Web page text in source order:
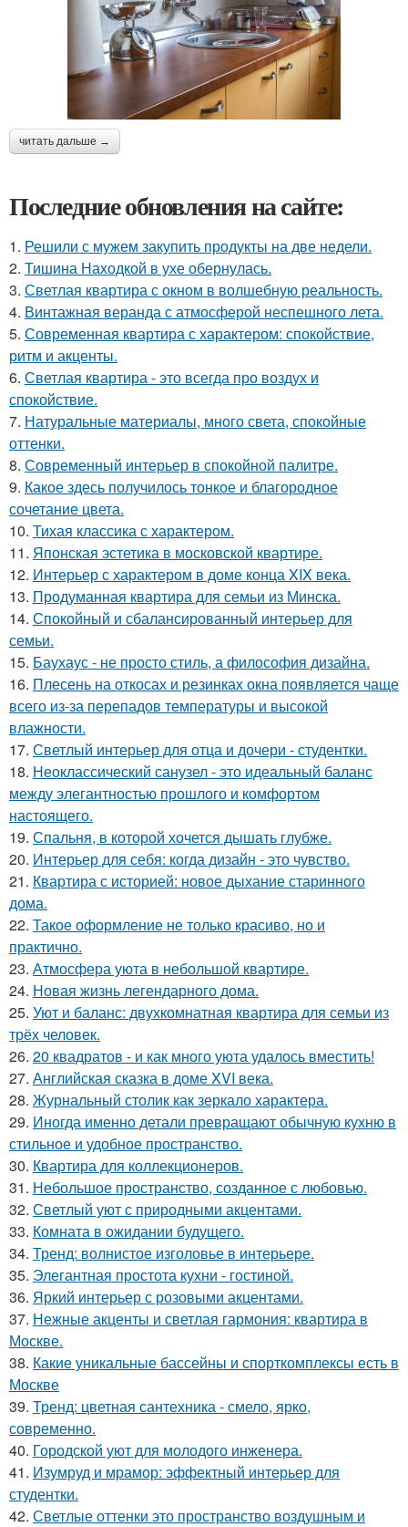
читать дальше →
Последние обновления на сайте:
1. Решили с мужем закупить продукты на две недели.
2. Тишина Находкой в ухе обернулась.
3. Светлая квартира с окном в волшебную реальность.
4. Винтажная веранда с атмосферой неспешного лета.
5. Современная квартира с характером: спокойствие,
ритм и акценты.
6. Светлая квартира - это всегда про воздух и
спокойствие.
7. Натуральные материалы, много света, спокойные
оттенки.
8. Современный интерьер в спокойной палитре.
9. Какое здесь получилось тонкое и благородное
сочетание цвета.
10. Тихая классика с характером.
11. Японская эстетика в московской квартире.
12. Интерьер с характером в доме конца XIX века.
13. Продуманная квартира для семьи из Минска.
14. Спокойный и сбалансированный интерьер для
семьи.
15. Баухаус - не просто стиль, а философия дизайна.
16. Плесень на откосах и резинках окна появляется чаще
всего из-за перепадов температуры и высокой
влажности.
17. Светлый интерьер для отца и дочери - студентки.
18. Неоклассический санузел - это идеальный баланс
между элегантностью прошлого и комфортом
настоящего.
19. Спальня, в которой хочется дышать глубже.
20. Интерьер для себя: когда дизайн - это чувство.
21. Квартира с историей: новое дыхание старинного
дома.
22. Такое оформление не только красиво, но и
практично.
23. Атмосфера уюта в небольшой квартире.
24. Новая жизнь легендарного дома.
25. Уют и баланс: двухкомнатная квартира для семьи из
трёх человек.
26. 20 квадратов - и как много уюта удалось вместить!
27. Английская сказка в доме XVI века.
28. Журнальный столик как зеркало характера.
29. Иногда именно детали превращают обычную кухню в
стильное и удобное пространство.
30. Квартира для коллекционеров.
31. Небольшое пространство, созданное с любовью.
32. Светлый уют с природными акцентами.
33. Комната в ожидании будущего.
34. Тренд: волнистое изголовье в интерьере.
35. Элегантная простота кухни - гостиной.
36. Яркий интерьер с розовыми акцентами.
37. Нежные акценты и светлая гармония: квартира в
Москве.
38. Какие уникальные бассейны и спорткомплексы есть в
Москве
39. Тренд: цветная сантехника - смело, ярко,
современно.
40. Городской уют для молодого инженера.
41. Изумруд и мрамор: эффектный интерьер для
студентки.
42. Светлые оттенки это пространство воздушным и